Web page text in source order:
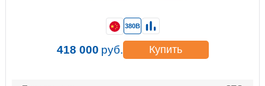
380В
418 000 руб. Купить